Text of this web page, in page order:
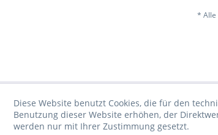
* Alle
Diese Website benutzt Cookies, die für den
Benutzung dieser Website erhöhen, der
werden nur mit Ihrer Zustimmung gesetzt.